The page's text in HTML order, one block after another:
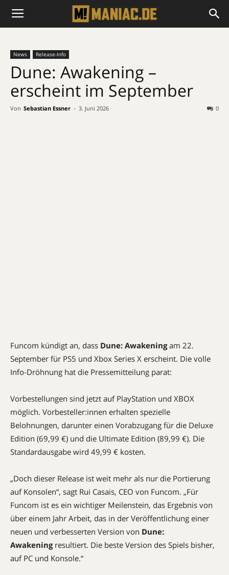
News Release-Info
Dune: Awakening –
erscheint im September
Von Sebastian Essner - 3. Juni 2026 0
Funcom kündigt an, dass Dune: Awakeningam 22.
September für PS5 und Xbox Series X erscheint. Die volle
Info-Dröhnung hat die Pressemitteilung parat:
Vorbestellungen sind jetzt auf PlayStation und XBOX
möglich. Vorbesteller:innen erhalten spezielle
Belohnungen, darunter einen Vorabzugang für die Deluxe
Edition (69,99 €) und die Ultimate Edition (89,99 €). Die
Standardausgabe wird 49,99 € kosten.
„Doch dieser Release ist weit mehr als nur die Portierung
auf Konsolen“, sagt Rui Casais, CEO von Funcom. „Für
Funcom ist es ein wichtiger Meilenstein, das Ergebnis von
über einem Jahr Arbeit, das in der Veröffentlichung einer
neuen und verbesserten Version von Dune:
Awakeningresultiert. Die beste Version des Spiels bisher,
auf PC und Konsole.“